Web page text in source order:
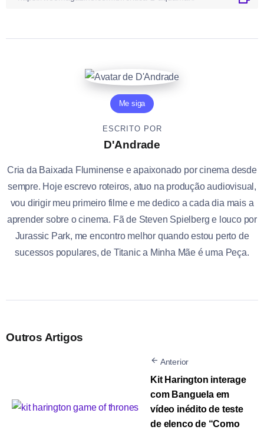
Me siga
ESCRITO POR
D'Andrade
Cria da Baixada Fluminense e apaixonado por cinema desde
sempre. Hoje escrevo roteiros, atuo na produção audiovisual,
vou dirigir meu primeiro filme e me dedico a cada dia mais a
aprender sobre o cinema. Fã de Steven Spielberg e louco por
Jurassic Park, me encontro melhor quando estou perto de
sucessos populares, de Titanic a Minha Mãe é uma Peça.
Outros Artigos
Anterior
Kit Harington interage
com Banguela em
vídeo inédito de teste
de elenco de “Como